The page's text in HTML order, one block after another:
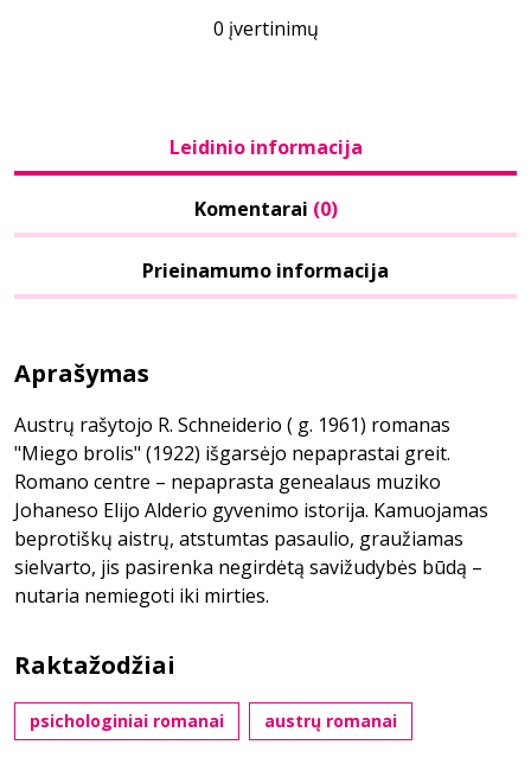
0 įvertinimų
Leidinio informacija
Komentarai (0)
Prieinamumo informacija
Aprašymas
Austrų rašytojo R. Schneiderio ( g. 1961) romanas
"Miego brolis" (1922) išgarsėjo nepaprastai greit.
Romano centre – nepaprasta genealaus muziko
Johaneso Elijo Alderio gyvenimo istorija. Kamuojamas
beprotiškų aistrų, atstumtas pasaulio, graužiamas
sielvarto, jis pasirenka negirdėtą savižudybės būdą –
nutaria nemiegoti iki mirties.
Raktažodžiai
psichologiniai romanai austrų romanai